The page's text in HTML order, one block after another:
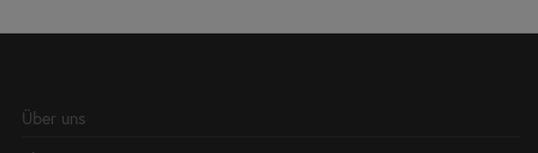
Über uns